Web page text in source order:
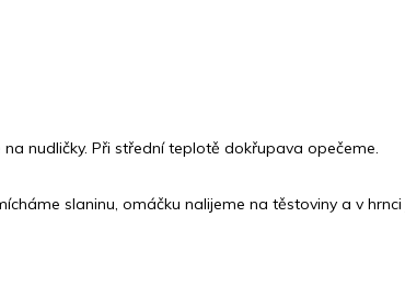
nudličky. Při střední teplotě dokřupava opečeme.
slaninu, omáčku nalijeme na těstoviny a v